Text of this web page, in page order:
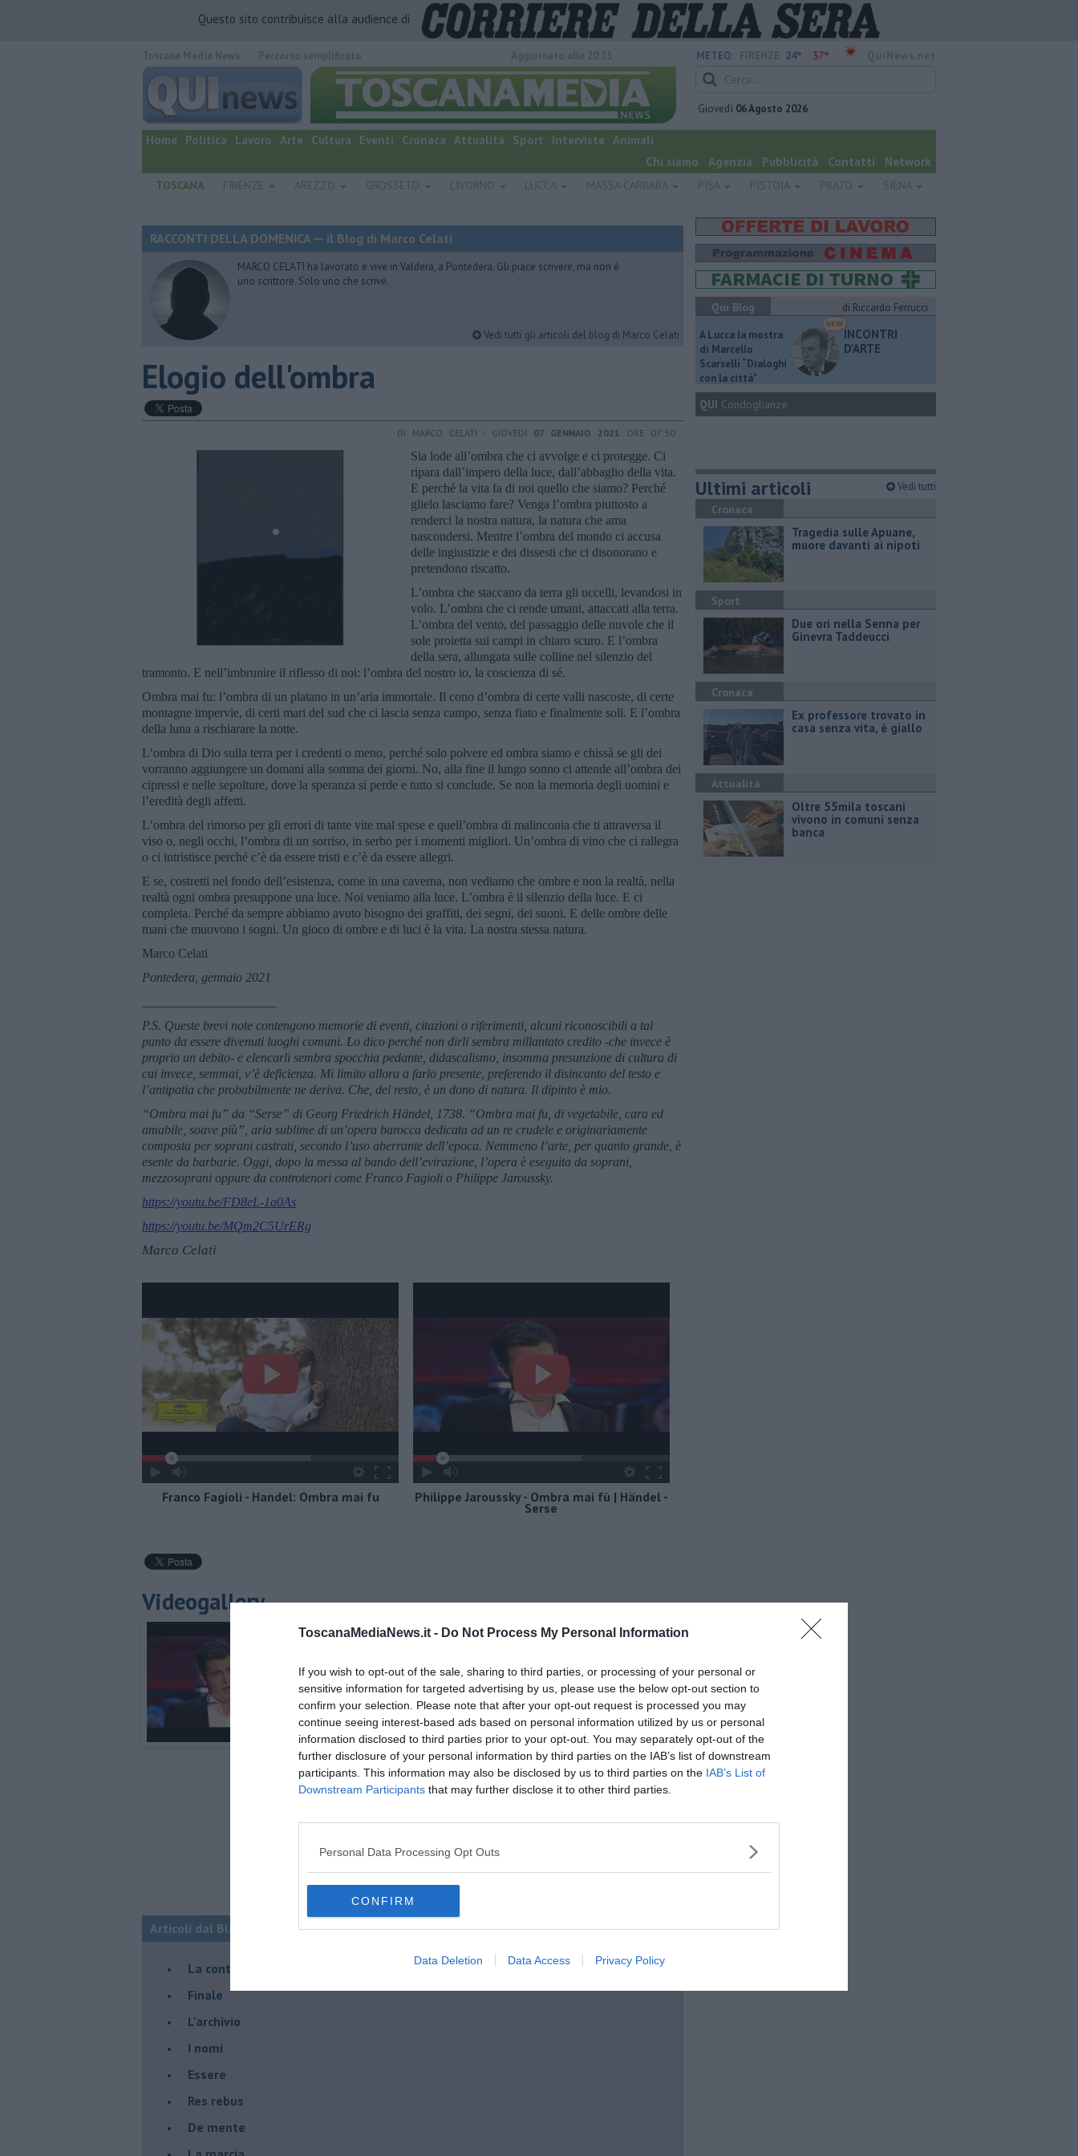
ToscanaMediaNews.it - Do Not Process My Personal Information
If you wish to opt-out of the sale, sharing to third parties, or processing of your personal or
sensitive information for targeted advertising by us, please use the below opt-out section to
confirm your selection. Please note that after your opt-out request is processed you may
continue seeing interest-based ads based on personal information utilized by us or personal
information disclosed to third parties prior to your opt-out. You may separately opt-out of the
further disclosure of your personal information by third parties on the IAB’s list of downstream
participants. This information may also be disclosed by us to third parties on the IAB’s List of
Downstream Participants that may further disclose it to other third parties.
Personal Data Processing Opt Outs
CONFIRM
Data Deletion Data Access Privacy Policy
Questo sito contribuisce alla audience di
quotidiano online.
METEO: 24° 37°
Giovedì 06 Agosto 2026
Home Politica Lavoro Arte Cultura Eventi Cronaca Attualità Sport Interviste Animali
Chi siamo
Agenzia Pubblicità Contatti Network
TOSCANA FIRENZE AREZZO GROSSETO LIVORNO LUCCA MASSA CARRARA PISA PISTOIA PRATO SIENA
RACCONTI DELLA DOMENICA — il Blog di Marco Celati
MARCO CELATI ha lavorato e vive in Valdera, a Pontedera. Gli piace scrivere, ma non è
uno scrittore. Solo uno che scrive.
Vedi tutti gli articoli del blog di Marco Celati
Elogio dell'ombra
DI MARCO CELATI - GIOVEDÌ 07 GENNAIO 2021 ORE 07:30
Sia lode all’ombra che ci avvolge e ci protegge. Ci
ripara dall’impero della luce, dall’abbaglio della vita.
E perché la vita fa di noi quello che siamo? Perché
glielo lasciamo fare? Venga l’ombra piuttosto a
renderci la nostra natura, la natura che ama
nascondersi. Mentre l’ombra del mondo ci accusa
delle ingiustizie e dei dissesti che ci disonorano e
pretendono riscatto.
L’ombra che staccano da terra gli uccelli, levandosi in
volo. L’ombra che ci rende umani, attaccati alla terra.
L’ombra del vento, del passaggio delle nuvole che il
sole proietta sui campi in chiaro scuro. E l’ombra
della sera, allungata sulle colline nel silenzio del
tramonto. E nell’imbrunire il riflesso di noi: l’ombra del nostro io, la coscienza di sé.
Ombra mai fu: l’ombra di un platano in un’aria immortale. Il cono d’ombra di certe valli nascoste, di certe
montagne impervie, di certi mari del sud che ci lascia senza campo, senza fiato e finalmente soli. E l’ombra
della luna a rischiarare la notte.
L’ombra di Dio sulla terra per i credenti o meno, perché solo polvere ed ombra siamo e chissà se gli dei
vorranno aggiungere un domani alla somma dei giorni. No, alla fine il lungo sonno ci attende all’ombra dei
cipressi e nelle sepolture, dove la speranza si perde e tutto si conclude. Se non la memoria degli uomini e
l’eredità degli affetti.
L’ombra del rimorso per gli errori di tante vite mal spese e quell’ombra di malinconia che ti attraversa il
viso o, negli occhi, l’ombra di un sorriso, in serbo per i momenti migliori. Un’ombra di vino che ci rallegra
o ci intristisce perché c’è da essere tristi e c’è da essere allegri.
E se, costretti nel fondo dell’esistenza, come in una caverna, non vediamo che ombre e non la realtà, nella
realtà ogni ombra presuppone una luce. Noi veniamo alla luce. L’ombra è il silenzio della luce. E ci
completa. Perché da sempre abbiamo avuto bisogno dei graffiti, dei segni, dei suoni. E delle ombre delle
mani che muovono i sogni. Un gioco di ombre e di luci è la vita. La nostra stessa natura.
Marco Celati
Pontedera, gennaio 2021
P.S. Queste brevi note contengono memorie di eventi, citazioni o riferimenti, alcuni riconoscibili a tal
punto da essere divenuti luoghi comuni. Lo dico perché non dirli sembra millantato credito -che invece è
proprio un debito- e elencarli sembra spocchia pedante, didascalismo, insomma presunzione di cultura di
cui invece, semmai, v’è deficienza. Mi limito allora a farlo presente, preferendo il disincanto del testo e
l’antipatia che probabilmente ne deriva. Che, del resto, è un dono di natura. Il dipinto è mio.
“Ombra mai fu” da “Serse” di Georg Friedrich Hӓndel, 1738. “Ombra mai fu, di vegetabile, cara ed
amabile, soave più”, aria sublime di un’opera barocca dedicata ad un re crudele e originariamente
composta per soprani castrati, secondo l’uso aberrante dell’epoca. Nemmeno l’arte, per quanto grande, è
esente da barbarie. Oggi, dopo la messa al bando dell’evirazione, l’opera è eseguita da soprani,
mezzosoprani oppure da controtenori come Franco Fagioli o Philippe Jaroussky.
https://youtu.be/FD8eL-1a0As
https://youtu.be/MQm2C5UrERg
Marco Celati
Franco Fagioli - Handel: Ombra mai fu Philippe Jaroussky - Ombra mai fù | Händel -
Serse
Videogallery
Articoli dal Blog “Racconti della domenica” di Marco Celati
La controversia degli azzimi
Finale
L'archivio
I nomi
Essere
Res rebus
De mente
Qui Blog
di Riccardo Ferrucci
A Lucca la mostra
di Marcello
Scarselli “Dialoghi
con la città"
INCONTRI
D'ARTE
QUI Condoglianze
Ultimi articoli Vedi tutti
Cronaca
Tragedia sulle Apuane,
muore davanti ai nipoti
Sport
Due ori nella Senna per
Ginevra Taddeucci
Cronaca
Ex professore trovato in
casa senza vita, è giallo
Attualità
Oltre 55mila toscani
vivono in comuni senza
banca